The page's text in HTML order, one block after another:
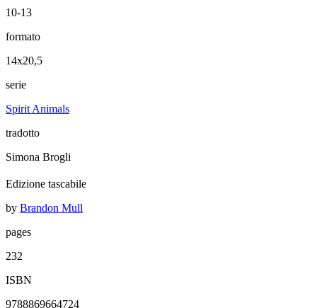
10-13
formato
14x20,5
serie
Spirit Animals
tradotto
Simona Brogli
Edizione tascabile
by Brandon Mull
pages
232
ISBN
9788869664724